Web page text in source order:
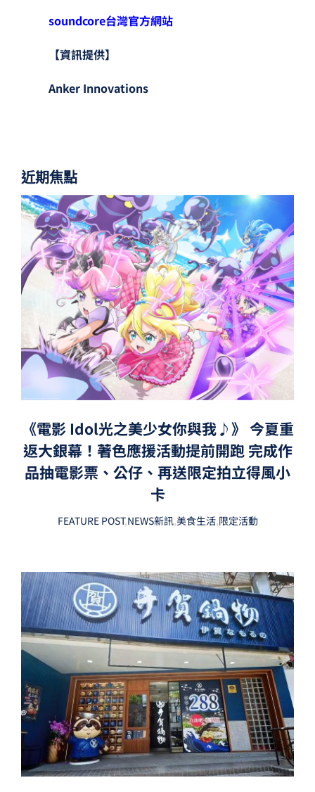
soundcore台灣官方網站
【資訊提供】
Anker Innovations
近期焦點
《電影 Idol光之美少女你與我♪》 今夏重
返大銀幕！著色應援活動提前開跑 完成作
品抽電影票、公仔、再送限定拍立得風小
卡
FEATURE POST,NEWS新訊,美食生活,限定活動